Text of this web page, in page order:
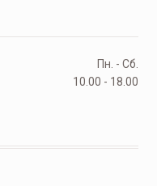
Пн. - Сб.
10.00 - 18.00